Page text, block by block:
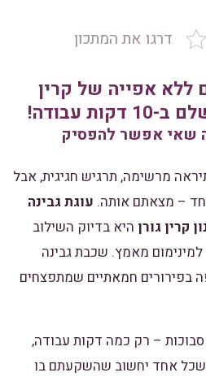
דרגו את המתכון
ללא אפייה של קרין
עבודה!
שאי אפשר להפסיק
מרשימה, תרגיש חגיגית, אבל
– מצאתם אותה. עוגת גבינה
קרין גורן היא בדיוק השילוב
מאמץ. שכבת גבינה
בפירורים חמאתיים שמתפצחים
סבוכות – רק כמה דקות עבודה,
שכל אחד יחשוב שהשקעתם בו